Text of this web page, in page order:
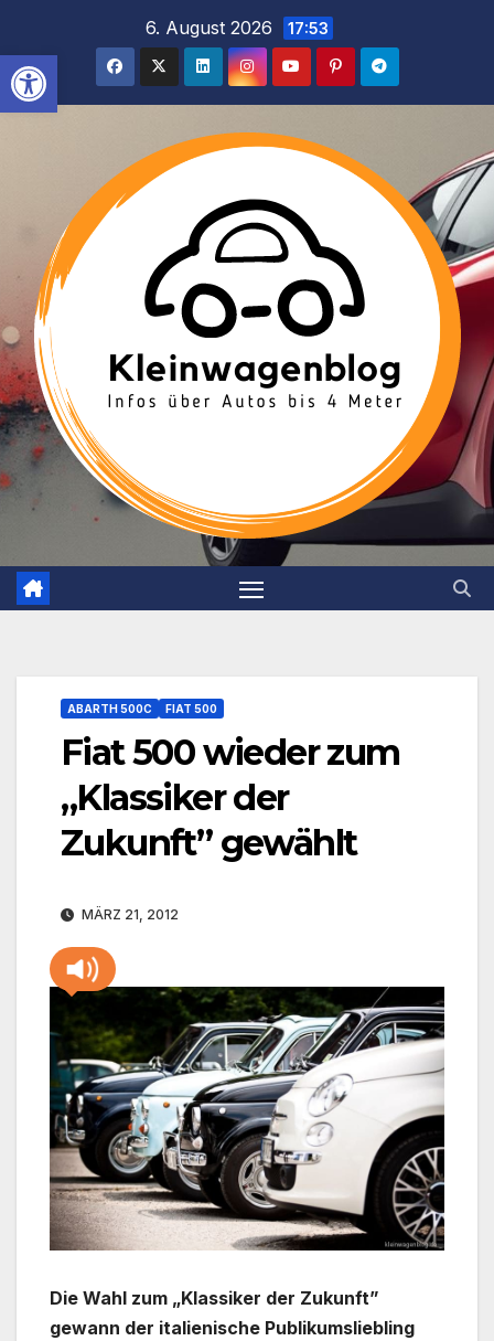
Werkzeugleiste öffnen
springen
6. August 2026 17:53
ABARTH 500C FIAT 500
Fiat 500 wieder zum
„Klassiker der
Zukunft” gewählt
MÄRZ 21, 2012
Die Wahl zum „Klassiker der Zukunft”
gewann der italienische Publikumsliebling